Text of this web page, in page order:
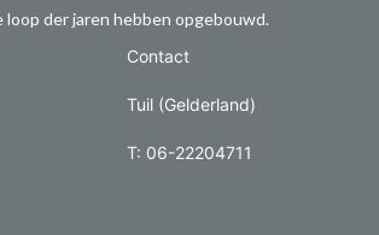
der jaren hebben opgebouwd.
Contact
Tuil (Gelderland)
T: 06-22204711